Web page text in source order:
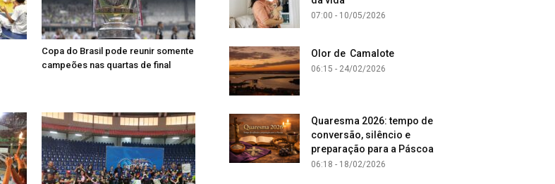
Copa do Brasil pode reunir somente
campeões nas quartas de final
07:00 - 10/05/2026
Olor de Camalote
06:15 - 24/02/2026
Quaresma 2026: tempo de
conversão, silêncio e
preparação para a Páscoa
06:18 - 18/02/2026